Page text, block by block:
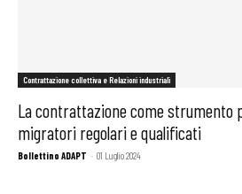
Contrattazione collettiva e Relazioni industriali
La contrattazione come strumento
migratori regolari e qualificati
Bollettino ADAPT - 01 Luglio 2024